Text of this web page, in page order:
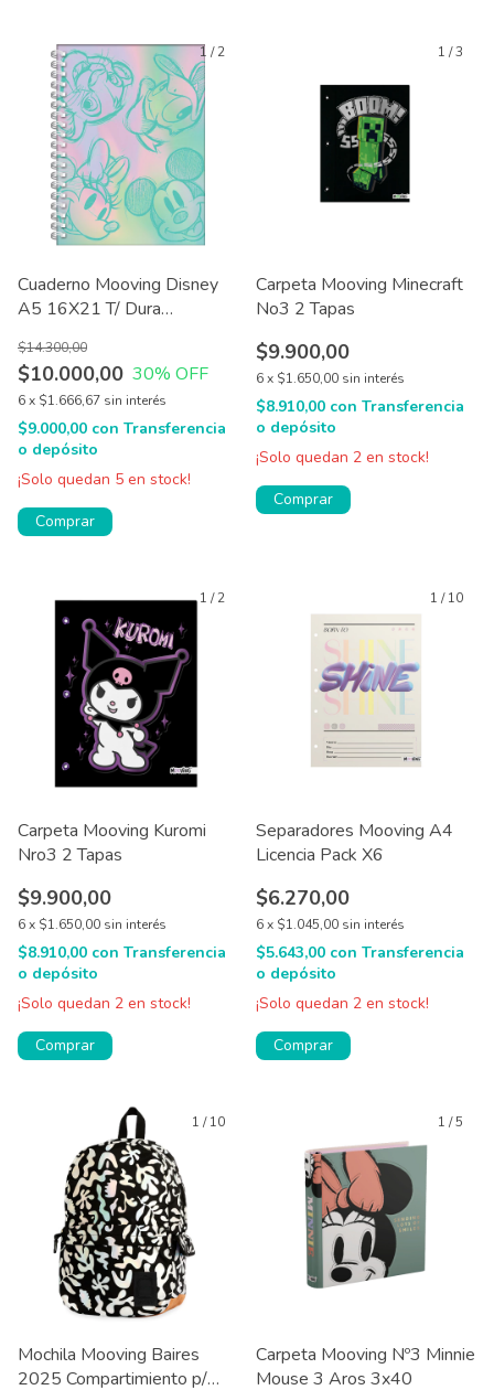
1 /2
Cuaderno Mooving Disney
A5 16X21 T/ Dura
$10.000,00
$14.300,00
30% OFF
6x $1.666,67 sin interés
$9.000,00 con Transferencia
o depósito
¡Solo quedan 5 en stock!
Comprar
1 /3
Carpeta Mooving Minecraft
No3 2 Tapas
$9.900,00
6x $1.650,00 sin interés
$8.910,00 con Transferencia
o depósito
¡Solo quedan 2 en stock!
Comprar
1 /2
Carpeta Mooving Kuromi
Nro3 2 Tapas
$9.900,00
6x $1.650,00 sin interés
$8.910,00 con Transferencia
o depósito
¡Solo quedan 2 en stock!
Comprar
1 /10
Separadores Mooving A4
Licencia Pack X6
$6.270,00
6x $1.045,00 sin interés
$5.643,00 con Transferencia
o depósito
¡Solo quedan 2 en stock!
Comprar
1 /10
Mochila Mooving Baires
2025 Compartimiento p/
1 /5
Carpeta Mooving Nº3 Minnie
Mouse 3 Aros 3x40